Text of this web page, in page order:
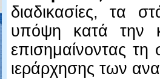
διαδικασίες, τα
υπόψη κατά την
επισημαίνοντας
ιεράρχησης των